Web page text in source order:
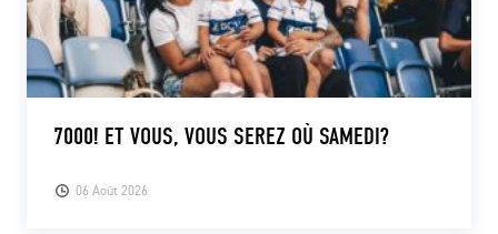
06 Août 2026
7000! ET VOUS, VOUS SEREZ OÙ SAMEDI?